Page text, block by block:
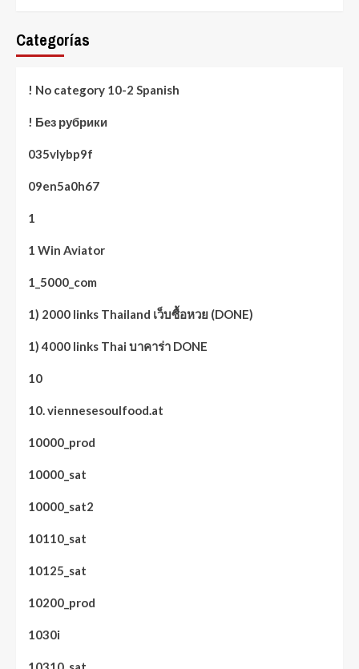
Categorías
! No category 10-2 Spanish
! Без рубрики
035vlybp9f
09en5a0h67
1
1 Win Aviator
1_5000_com
1) 2000 links Thailand เว็บซื้อหวย (DONE)
1) 4000 links Thai บาคาร่า DONE
10
10. viennesesoulfood.at
10000_prod
10000_sat
10000_sat2
10110_sat
10125_sat
10200_prod
1030i